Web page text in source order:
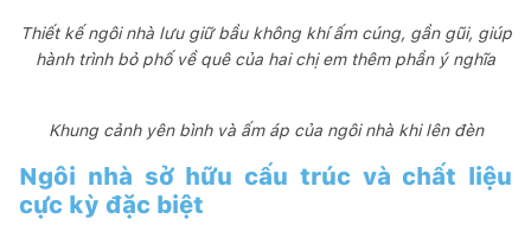
Thiết kế ngôi nhà lưu giữ bầu không khí ấm cúng, gần gũi, giúp
hành trình bỏ phố về quê của hai chị em thêm phần ý nghĩa
Khung cảnh yên bình và ấm áp của ngôi nhà khi lên đèn
Ngôi nhà sở hữu cấu trúc và chất liệu
cực kỳ đặc biệt